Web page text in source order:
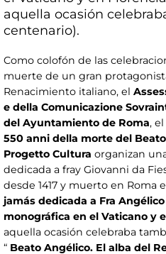
aquella ocasión
centenario).
Como colofón de las
muerte de un gran
Renacimiento italiano, el
e della Comunicazione
del Ayuntamiento de Roma, el
550 anni della morte del
Progetto Cultura organizan
dedicada a fray Giovanni da
desde 1417 y muerto en Roma
jamás dedicada a Fra
monográfica en el Vaticano y
aquella ocasión celebraba
“ Beato Angélico. El alba del